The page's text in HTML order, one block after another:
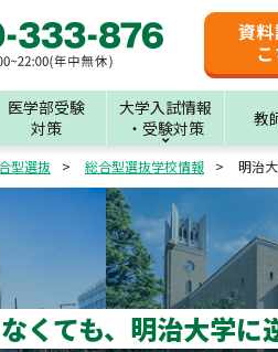
医学部受験
対策
大学入試情報
・受験対策
教
型選抜 総合型選抜学校情報 明治
くても、 明治大学に